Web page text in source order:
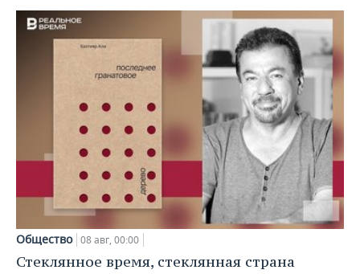
Общество 08 авг, 00:00
Стеклянное время, стеклянная страна